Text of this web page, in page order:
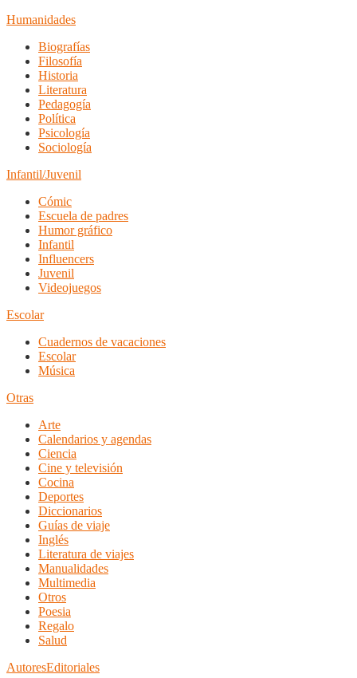
Humanidades
Biografías
Filosofía
Historia
Literatura
Pedagogía
Política
Psicología
Sociología
Infantil/Juvenil
Cómic
Escuela de padres
Humor gráfico
Infantil
Influencers
Juvenil
Videojuegos
Escolar
Cuadernos de vacaciones
Escolar
Música
Otras
Arte
Calendarios y agendas
Ciencia
Cine y televisión
Cocina
Deportes
Diccionarios
Guías de viaje
Inglés
Literatura de viajes
Manualidades
Multimedia
Otros
Poesia
Regalo
Salud
AutoresEditoriales